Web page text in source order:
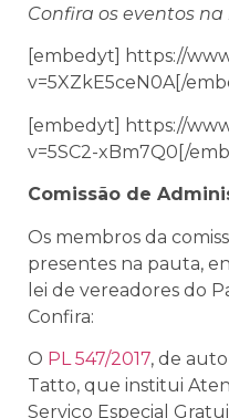
Confira os eventos
[embedyt] https://
v=5XZkE5ceN0A[/
[embedyt] https://
v=5SC2-xBm7Q0[/
Comissão de
Os membros da
presentes na pauta,
lei de vereadores do
Confira:
O PL 547/2017, de
Tatto, que institui
Serviço Especial